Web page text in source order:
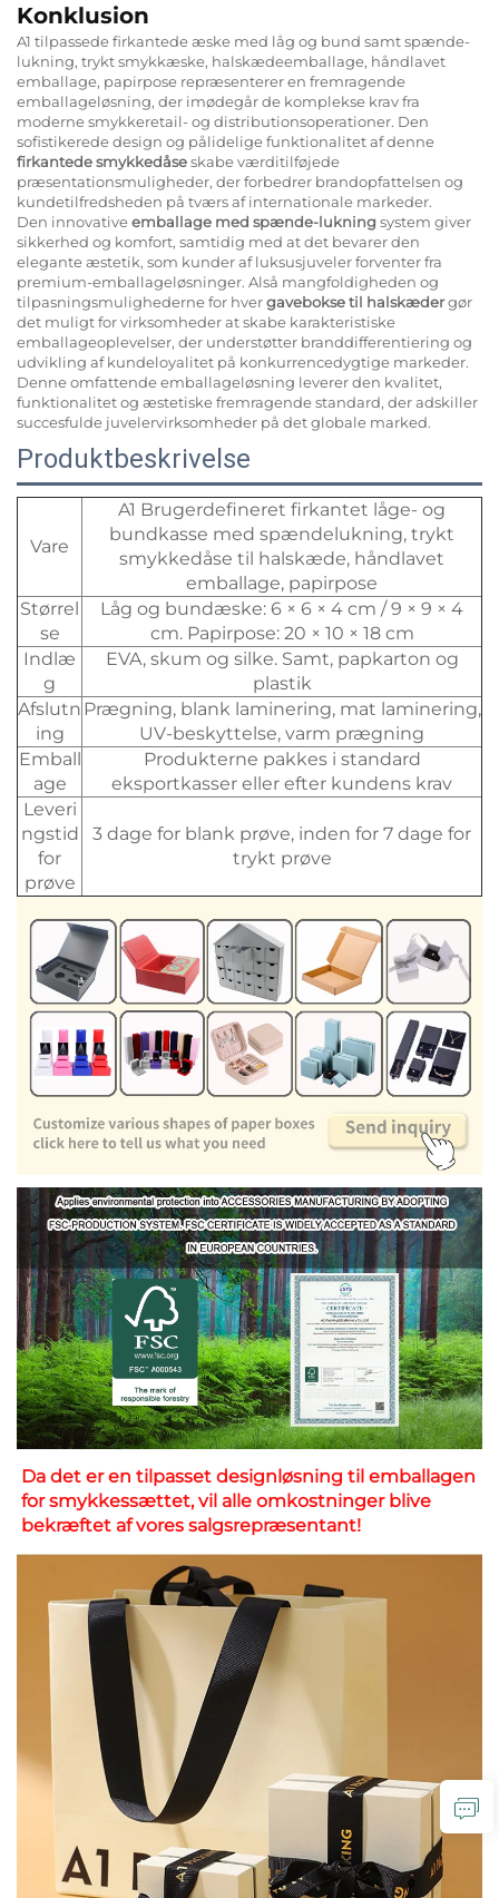
Konklusion
A1 tilpassede firkantede æske med låg og bund samt spænde-
lukning, trykt smykkæske, halskædeemballage, håndlavet
emballage, papirpose repræsenterer en fremragende
emballageløsning, der imødegår de komplekse krav fra
moderne smykkeretail- og distributionsoperationer. Den
sofistikerede design og pålidelige funktionalitet af denne
firkantede smykkedåseskabe værditilføjede
præsentationsmuligheder, der forbedrer brandopfattelsen og
kundetilfredsheden på tværs af internationale markeder.
Den innovativeemballage med spænde-lukningsystem giver
sikkerhed og komfort, samtidig med at det bevarer den
elegante æstetik, som kunder af luksusjuveler forventer fra
premium-emballageløsninger. Alså mangfoldigheden og
tilpasningsmulighederne for hvergavebokse til halskædergør
det muligt for virksomheder at skabe karakteristiske
emballageoplevelser, der understøtter branddifferentiering og
udvikling af kundeloyalitet på konkurrencedygtige markeder.
Denne omfattende emballageløsning leverer den kvalitet,
funktionalitet og æstetiske fremragende standard, der adskiller
succesfulde juvelervirksomheder på det globale marked.
Produktbeskrivelse
Vare
A1 Brugerdefineret firkantet låge- og
bundkasse med spændelukning, trykt
smykkedåse til halskæde, håndlavet
emballage, papirpose
Størrel
se
Låg og bundæske: 6 × 6 × 4 cm / 9 × 9 × 4
cm. Papirpose: 20 × 10 × 18 cm
Indlæ
g
EVA, skum og silke. Samt, papkarton og
plastik
Afslutn
ing
Prægning, blank laminering, mat laminering,
UV-beskyttelse, varm prægning
Emball
age
Produkterne pakkes i standard
eksportkasser eller efter kundens krav
Leveri
ngstid
for
prøve
3 dage for blank prøve, inden for 7 dage for
trykt prøve
Da det er en tilpasset designløsning til emballagen
for smykkessættet, vil alle omkostninger blive
bekræftet af vores salgsrepræsentant!